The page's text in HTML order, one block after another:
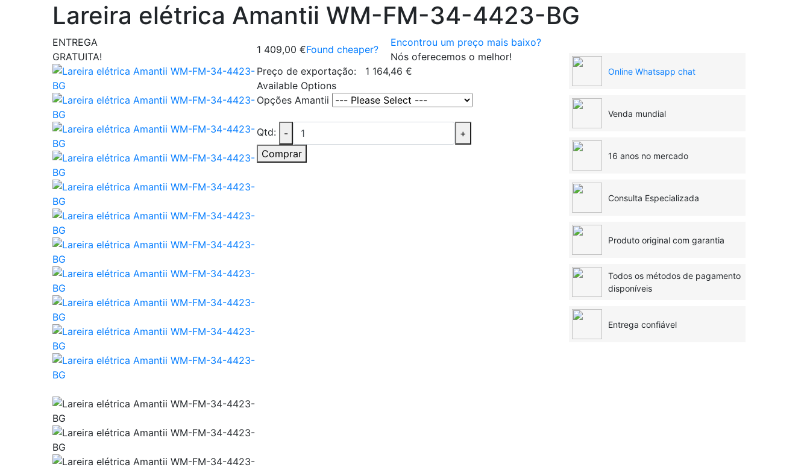
Lareira elétrica Amantii WM-FM-34-4423-BG
ENTREGA
GRATUITA!
1 409,00 €Found cheaper?
Encontrou um preço mais baixo?
Nós oferecemos o melhor!
Preço de exportação:
1 164,46 €
Available Options
Opções Amantii
Qtd: -
+
Comprar
Online Whatsapp chat
Venda mundial
16 anos no mercado
Consulta Especializada
Produto original com garantia
Todos os métodos de pagamento
disponíveis
Entrega confiável